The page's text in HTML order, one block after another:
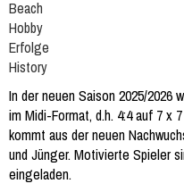
Beach
Hobby
Erfolge
History
In der neuen Saison 2025/2026
im Midi-Format, d.h. 4:4 auf 7 x
kommt aus der neuen
und Jünger. Motivierte Spieler
eingeladen.